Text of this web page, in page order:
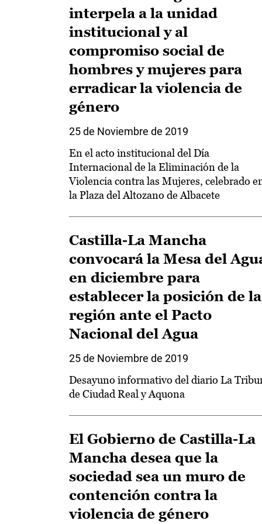
interpela a la unidad
institucional y al
compromiso social de
hombres y mujeres para
erradicar la violencia de
género
25 de Noviembre de 2019
En el acto institucional del Día
Internacional de la Eliminación de la
Violencia contra las Mujeres, celebrado
la Plaza del Altozano de Albacete
Castilla-La Mancha
convocará la Mesa del
en diciembre para
establecer la posición de la
región ante el Pacto
Nacional del Agua
25 de Noviembre de 2019
Desayuno informativo del diario La
de Ciudad Real y Aquona
El Gobierno de Castilla-La
Mancha desea que la
sociedad sea un muro de
contención contra la
violencia de género